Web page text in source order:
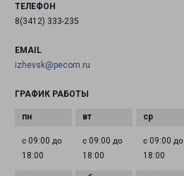
ТЕЛЕФОН
8(3412) 333-235
EMAIL
izhevsk@pecom.ru
ГРАФИК РАБОТЫ
с 09:00 до
18:00
с 09:00 до
18:00
с 09:00 до
18:00